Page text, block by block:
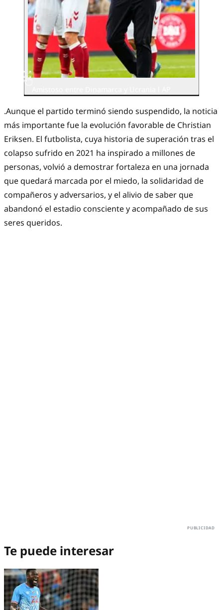
.Aunque el partido terminó siendo suspendido, la noticia
más importante fue la evolución favorable de Christian
Eriksen. El futbolista, cuya historia de superación tras el
colapso sufrido en 2021 ha inspirado a millones de
personas, volvió a demostrar fortaleza en una jornada
que quedará marcada por el miedo, la solidaridad de
compañeros y adversarios, y el alivio de saber que
abandonó el estadio consciente y acompañado de sus
seres queridos.
Te puede interesar